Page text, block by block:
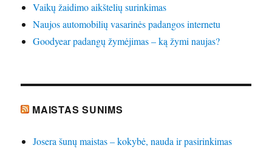
Vaikų žaidimo aikštelių surinkimas
Naujos automobilių vasarinės padangos internetu
Goodyear padangų žymėjimas – ką žymi naujas?
MAISTAS SUNIMS
Josera šunų maistas – kokybė, nauda ir pasirinkimas